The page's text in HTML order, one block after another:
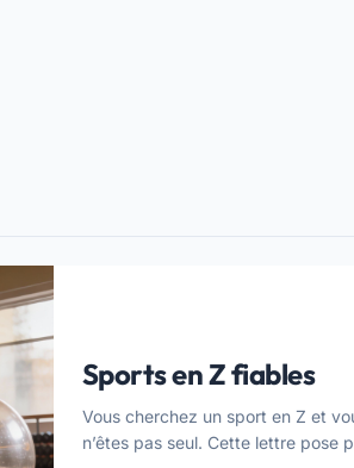
Sports en Z fiables
Vous cherchez un sport en Z et
n’êtes pas seul. Cette lettre pose